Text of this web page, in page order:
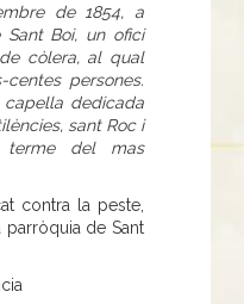
de 1854, a
Boi, un ofici
còlera, al qual
persones.
capella dedicada
sant Roc i
terme del mas
contra la peste,
parròquia de Sant